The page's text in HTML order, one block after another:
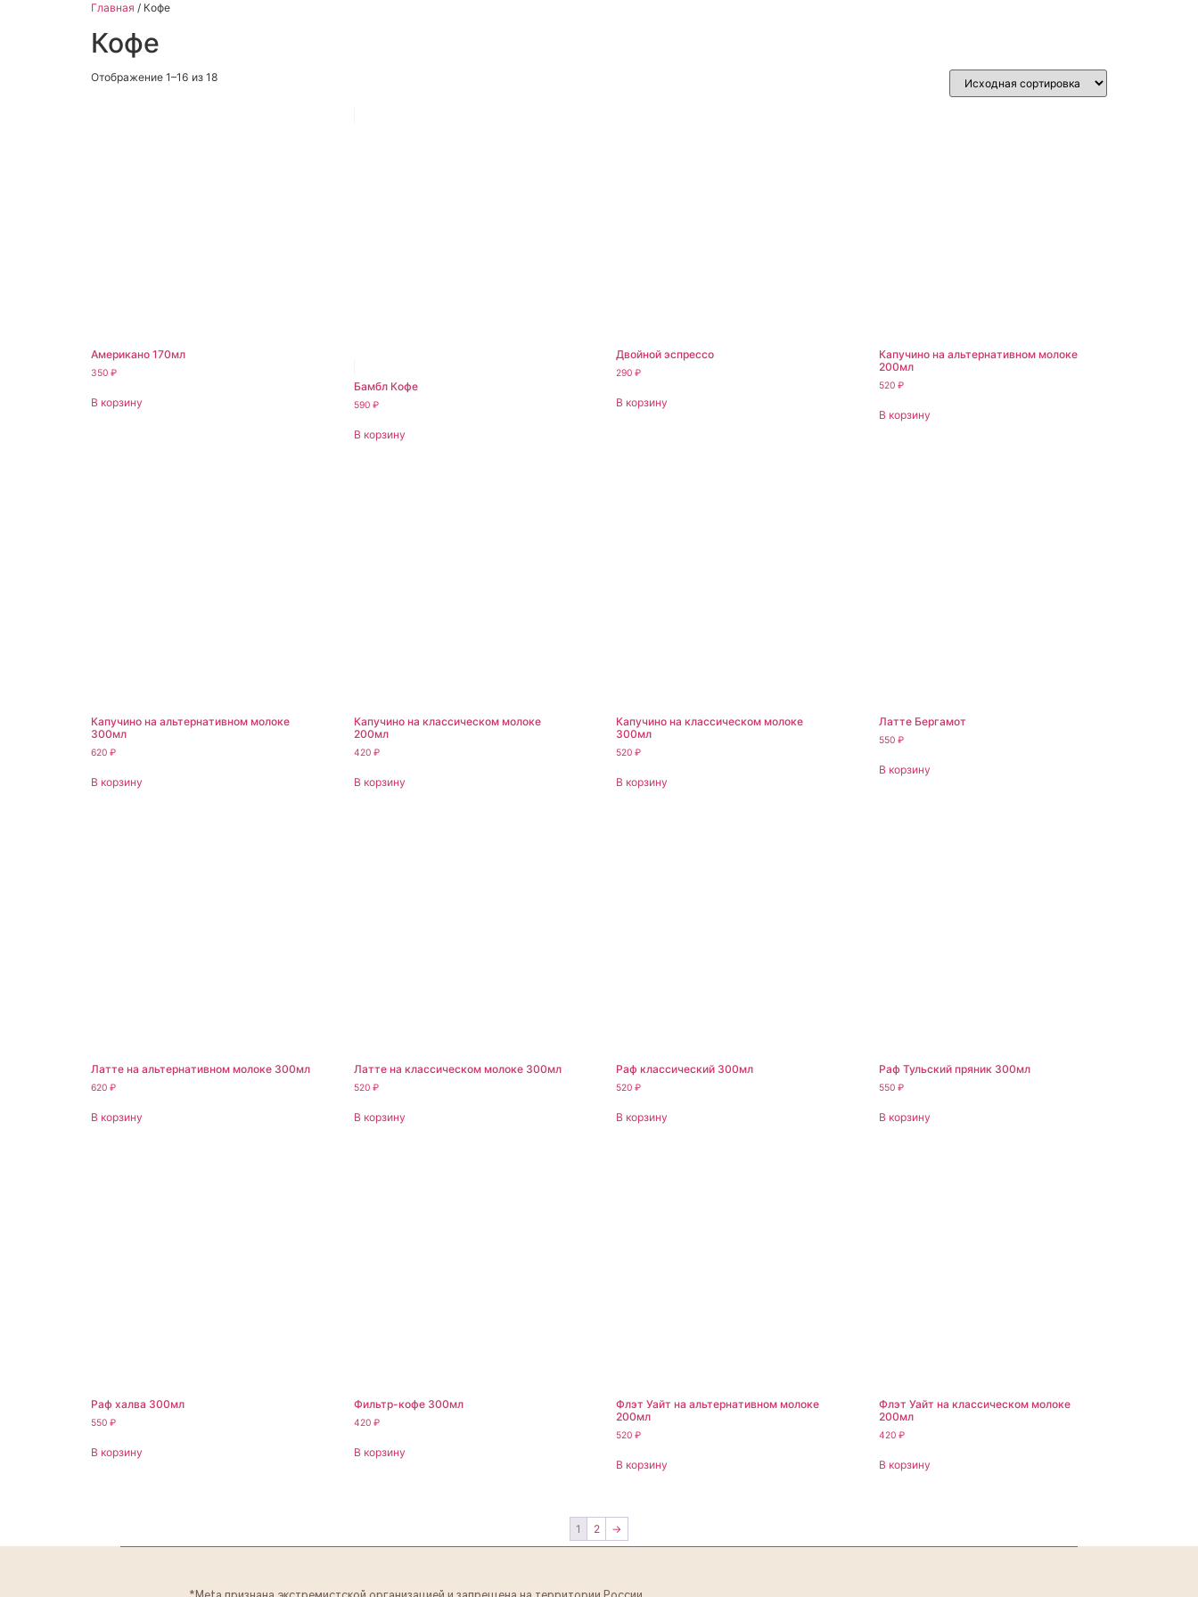
Главная / Кофе
Кофе
Отображение 1–16 из 18
Американо 170мл
350 ₽
В корзину
Бамбл Кофе
590 ₽
В корзину
Двойной эспрессо
290₽
В корзину
Капучино на альтернативном молоке
200мл
520₽
В корзину
Капучино на альтернативном молоке
300мл
620 ₽
В корзину
Капучино на классическом молоке
200мл
420 ₽
В корзину
Капучино на классическом молоке
300мл
520₽
В корзину
Латте Бергамот
550₽
В корзину
Латте на альтернативном молоке 300мл
620 ₽
В корзину
Латте на классическом молоке 300мл
520 ₽
В корзину
Раф классический 300мл
520₽
В корзину
Раф Тульский пряник 300мл
550₽
В корзину
Раф халва 300мл
550 ₽
В корзину
Фильтр-кофе 300мл
420 ₽
В корзину
Флэт Уайт на альтернативном молоке
200мл
520₽
В корзину
Флэт Уайт на классическом молоке
200мл
420₽
В корзину
1 2 →